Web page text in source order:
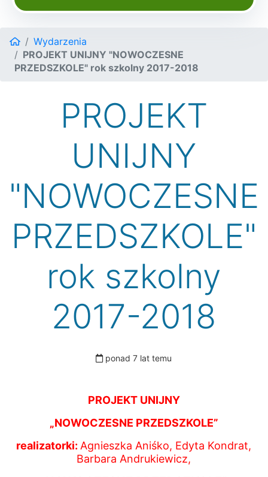
Wydarzenia
PROJEKT UNIJNY "NOWOCZESNE
PRZEDSZKOLE" rok szkolny 2017-2018
PROJEKT
UNIJNY
"NOWOCZESNE
PRZEDSZKOLE"
rok szkolny
2017-2018
ponad 7 lat temu
PROJEKT UNIJNY
„NOWOCZESNE PRZEDSZKOLE”
realizatorki: Agnieszka Aniśko, Edyta Kondrat,
Barbara Andrukiewicz,